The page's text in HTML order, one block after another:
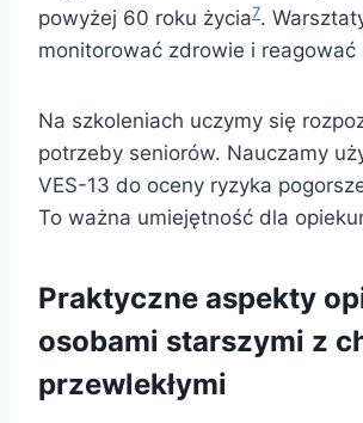
powyżej 60 roku życia7.
monitorować zdrowie i reagować
Na szkoleniach uczymy się
potrzeby seniorów. Nauczamy
VES-13 do oceny ryzyka
To ważna umiejętność dla
Praktyczne aspekty
osobami starszymi z
przewlekłymi